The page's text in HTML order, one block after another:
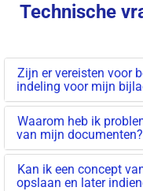
Technische
Zijn er vereisten voor
indeling voor mijn
Waarom heb ik
van mijn documenten?
Kan ik een concept
opslaan en later